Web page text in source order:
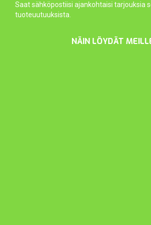
Saat sähköpostiisi ajankohtaisi tarjouksia
tuoteuutuuksista.
NÄIN LÖYDÄT